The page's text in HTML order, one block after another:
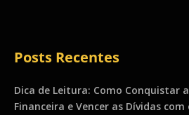
Posts Recentes
Dica de Leitura: Como Conquistar
Financeira e Vencer as Dívidas